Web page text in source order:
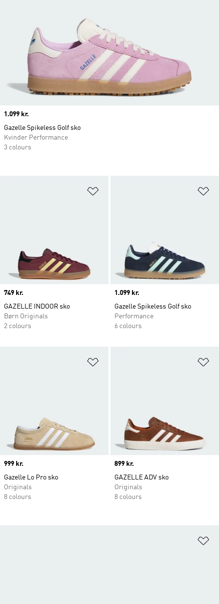
Price
749 kr.
GAZELLE INDOOR sko
Børn Originals
2 colours
Price
1.099 kr.
Gazelle Spikeless Golf sko
Performance
6 colours
Price
999 kr.
Gazelle Lo Pro sko
Originals
8 colours
Price
899 kr.
GAZELLE ADV sko
Originals
8 colours
Price
1.099 kr.
Gazelle Spikeless Golf sko
Kvinder Performance
3 colours